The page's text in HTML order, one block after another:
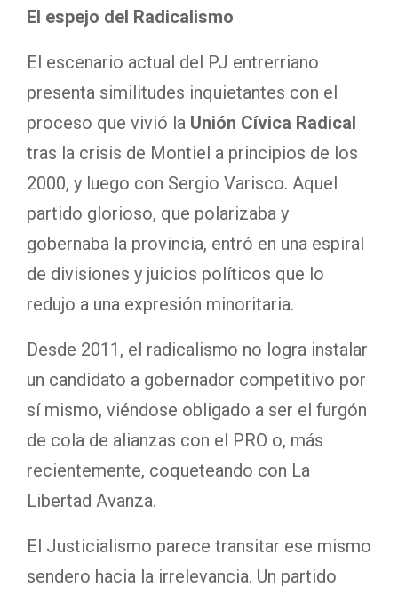
El espejo del Radicalismo
El escenario actual del PJ entrerriano
presenta similitudes inquietantes con el
proceso que vivió la Unión Cívica Radical
tras la crisis de Montiel a principios de los
2000, y luego con Sergio Varisco. Aquel
partido glorioso, que polarizaba y
gobernaba la provincia, entró en una espiral
de divisiones y juicios políticos que lo
redujo a una expresión minoritaria.
Desde 2011, el radicalismo no logra instalar
un candidato a gobernador competitivo por
sí mismo, viéndose obligado a ser el furgón
de cola de alianzas con el PRO o, más
recientemente, coqueteando con La
Libertad Avanza.
El Justicialismo parece transitar ese mismo
sendero hacia la irrelevancia. Un partido